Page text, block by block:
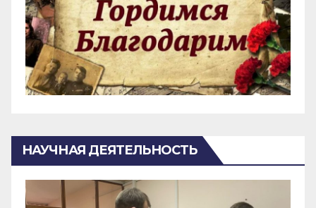
НАУЧНАЯ ДЕЯТЕЛЬНОСТЬ